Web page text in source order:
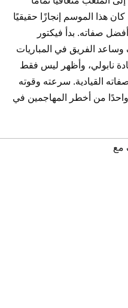
هذا الموسم إنجازًا حقيقيًا
صفاته. بدأ فيكتور
وساعد الفريق في المباريات
نابولي، وأظهر ليس فقط
صفاته القيادية. سرعته وقوته
من أخطر المهاجمين في